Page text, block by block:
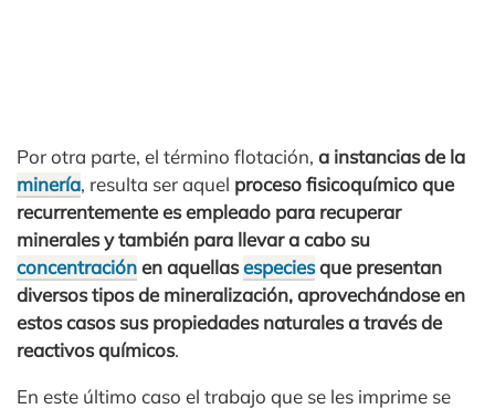
Por otra parte, el término flotación, a instancias de la
minería, resulta ser aquel proceso fisicoquímico que
recurrentemente es empleado para recuperar
minerales y también para llevar a cabo su
concentraciónen aquellasespeciesque presentan
diversos tipos de mineralización, aprovechándose en
estos casos sus propiedades naturales a través de
reactivos químicos.
En este último caso el trabajo que se les imprime se